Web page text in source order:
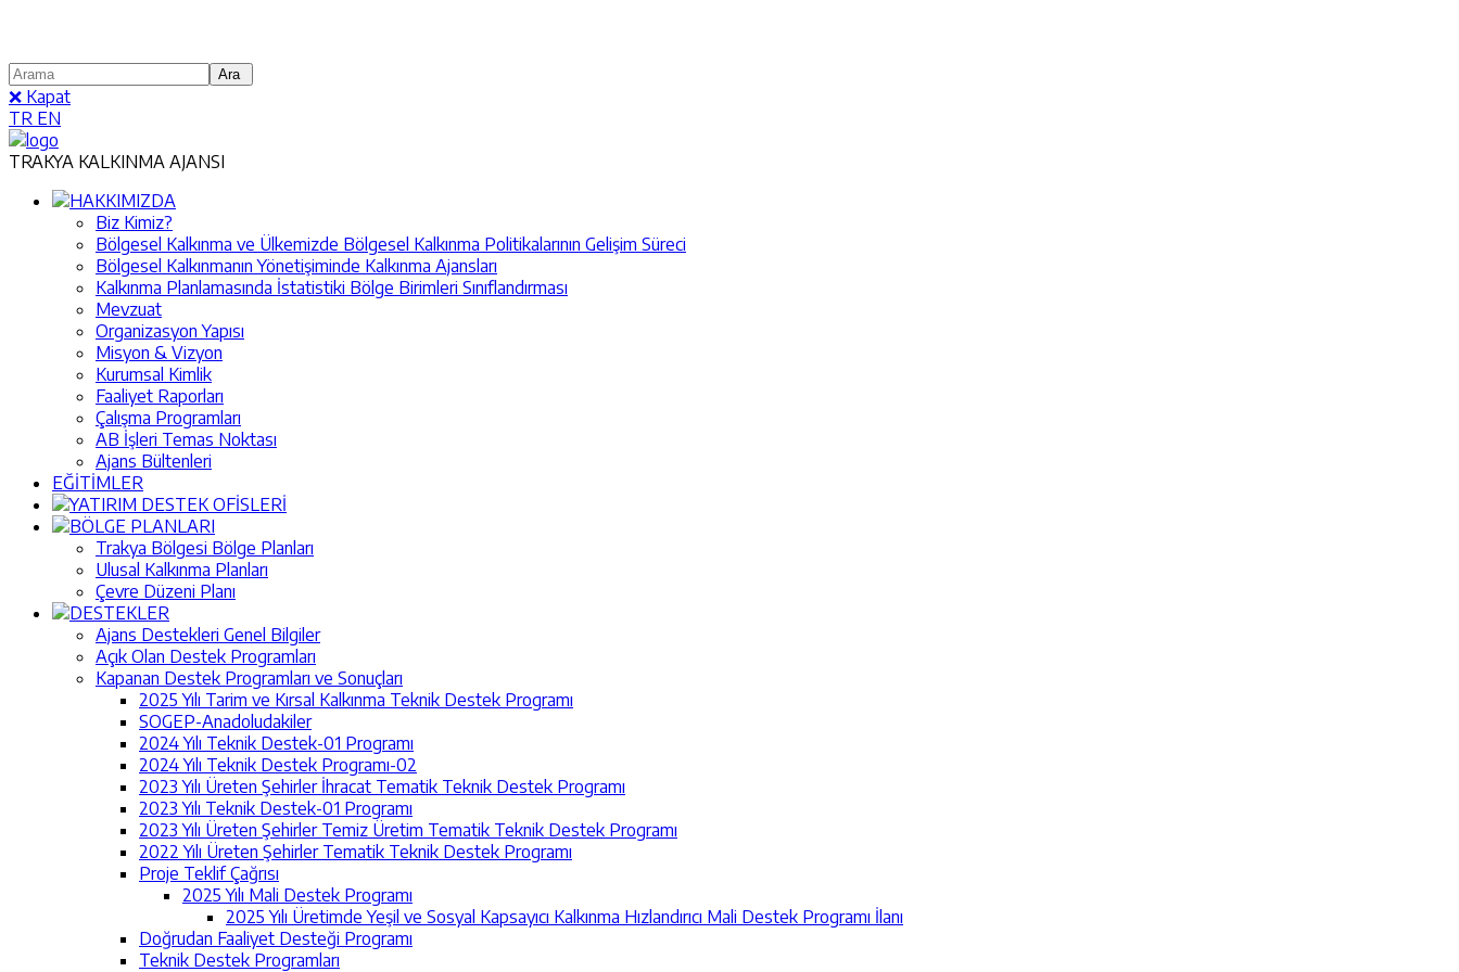
❌ Kapat
TR EN
TRAKYA KALKINMA AJANSI
HAKKIMIZDA
Biz Kimiz?
Bölgesel Kalkınma ve Ülkemizde Bölgesel Kalkınma Politikalarının Gelişim Süreci
Bölgesel Kalkınmanın Yönetişiminde Kalkınma Ajansları
Kalkınma Planlamasında İstatistiki Bölge Birimleri Sınıflandırması
Mevzuat
Organizasyon Yapısı
Misyon & Vizyon
Kurumsal Kimlik
Faaliyet Raporları
Çalışma Programları
AB İşleri Temas Noktası
Ajans Bültenleri
EĞİTİMLER
YATIRIM DESTEK OFİSLERİ
BÖLGE PLANLARI
Trakya Bölgesi Bölge Planları
Ulusal Kalkınma Planları
Çevre Düzeni Planı
DESTEKLER
Ajans Destekleri Genel Bilgiler
Açık Olan Destek Programları
Kapanan Destek Programları ve Sonuçları
2025 Yılı Tarim ve Kırsal Kalkınma Teknik Destek Programı
SOGEP-Anadoludakiler
2024 Yılı Teknik Destek-01 Programı
2024 Yılı Teknik Destek Programı-02
2023 Yılı Üreten Şehirler İhracat Tematik Teknik Destek Programı
2023 Yılı Teknik Destek-01 Programı
2023 Yılı Üreten Şehirler Temiz Üretim Tematik Teknik Destek Programı
2022 Yılı Üreten Şehirler Tematik Teknik Destek Programı
Proje Teklif Çağrısı
2025 Yılı Mali Destek Programı
2025 Yılı Üretimde Yeşil ve Sosyal Kapsayıcı Kalkınma Hızlandırıcı Mali Destek Programı İlanı
Doğrudan Faaliyet Desteği Programı
Teknik Destek Programları